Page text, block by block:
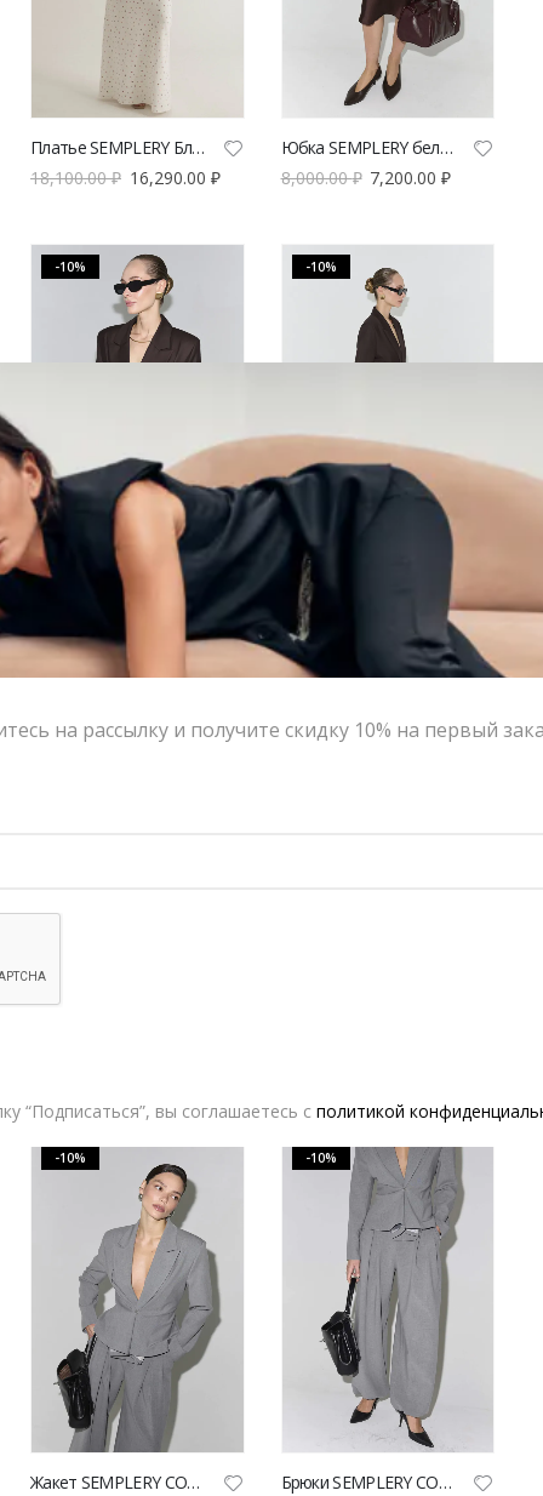
Платье SEMPLERY Бланш | VERESK studio
18,100.00₽ 16,290.00 ₽
Юбка SEMPLERY бельевая шоколадная | VERESK studio
8,000.00₽ 7,200.00₽
-10%
26,640.00 ₽
-10%
Брюки SEMPLERY СОН шоколадного цвета | VERESK studio
15,000.00
13,500.00
-10%
Жакет SEMPLERY СОН серого цвета | VERESK studio
-10%
Брюки SEMPLERY СОН серого цвета | VERESK studio
на рассылку и получите скидку 10% на первый
“Подписаться”, вы соглашаетесь с политикой